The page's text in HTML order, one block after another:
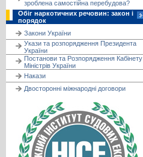
зроблена самостійна перебудова?
Обіг наркотичних речовин: закон і
порядок
Закони України
Укази та розпорядження Президента
України
Постанови та Розпорядження Кабінету
Міністрів України
Накази
Двосторонні міжнародні договори